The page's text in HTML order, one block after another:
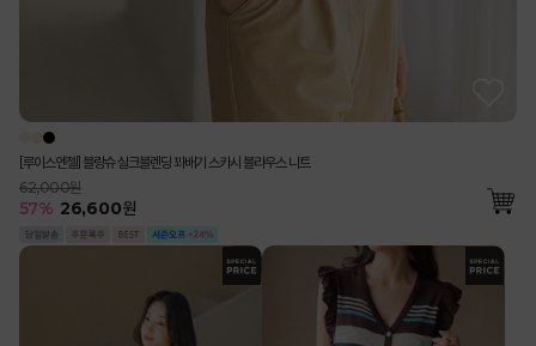
[루이스엔젤] 블랑슈 실크블렌딩 꽈배기 스카시 블라우스 니트
62,000원
57% 26,600원